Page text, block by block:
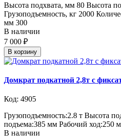
Высота подхвата, мм 80 Высота
Грузоподъемность, кг 2000
мм 300
В наличии
7 000 ₽
В корзину
Домкрат подкатной 2,8т с
Код: 4905
Грузоподъемность:2.8 т Высота
подъема:385 мм Рабочий ход:250
В наличии